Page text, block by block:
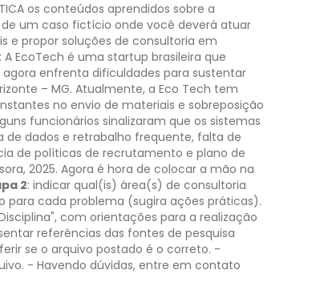
os conteúdos aprendidos sobre a
de um caso fictício onde você deverá atuar
e propor soluções de consultoria em
A EcoTech é uma startup brasileira que
enfrenta dificuldades para sustentar
– MG. Atualmente, a Eco Tech tem
no envio de materiais e sobreposição
funcionários sinalizaram que os sistemas
de dados e retrabalho frequente, falta de
de políticas de recrutamento e plano de
2025. Agora é hora de colocar a mão na
2: indicar qual(is) área(s) de consultoria
para cada problema (sugira ações práticas).
com orientações para a realização
referências das fontes de pesquisa
se o arquivo postado é o correto. -
- Havendo dúvidas, entre em contato